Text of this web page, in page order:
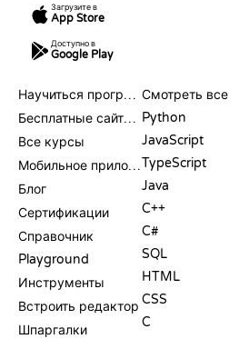
Загрузите в
App Store
Доступно в
Google Play
Научиться программировать
Бесплатные сайты для программирования
Все курсы
Мобильное приложение
Блог
Сертификации
Справочник
Playground
Инструменты
Встроить редактор
Шпаргалки
Смотреть все
Python
JavaScript
TypeScript
Java
C++
C#
SQL
HTML
CSS
C